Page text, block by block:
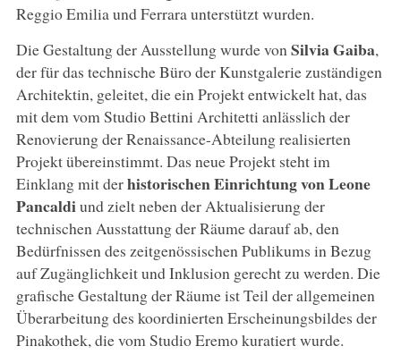
Reggio Emilia und Ferrara unterstützt wurden.
Die Gestaltung der Ausstellung wurde von Silvia Gaiba,
der für das technische Büro der Kunstgalerie zuständigen
Architektin, geleitet, die ein Projekt entwickelt hat, das
mit dem vom Studio Bettini Architetti anlässlich der
Renovierung der Renaissance-Abteilung realisierten
Projekt übereinstimmt. Das neue Projekt steht im
Einklang mit derhistorischen Einrichtung von Leone
Pancaldiund zielt neben der Aktualisierung der
technischen Ausstattung der Räume darauf ab, den
Bedürfnissen des zeitgenössischen Publikums in Bezug
auf Zugänglichkeit und Inklusion gerecht zu werden. Die
grafische Gestaltung der Räume ist Teil der allgemeinen
Überarbeitung des koordinierten Erscheinungsbildes der
Pinakothek, die vom Studio Eremo kuratiert wurde.